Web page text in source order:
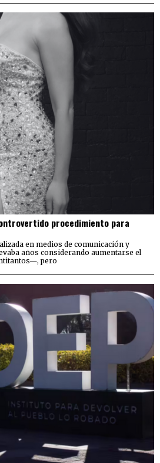
procedimiento para
en medios de comunicación y
años considerando aumentarse el
pero